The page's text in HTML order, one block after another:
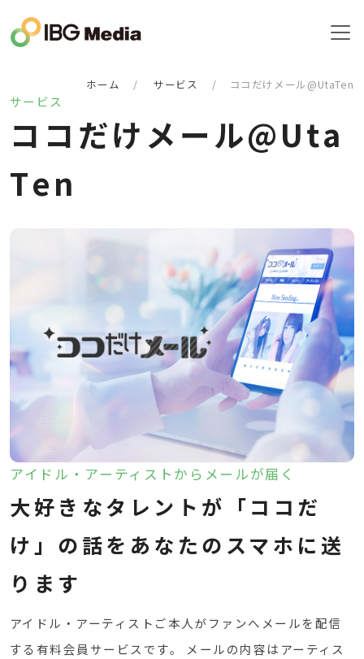
サービス
ホーム サービス ココだけメール@UtaTen
コ コ だけ メ ール@Uta
Ten
アイドル・アーティストからメールが届く
大好きなタレントが「ココだ
け」の話をあなたのスマホに送
ります
アイドル・アーティストご本人がファンへメールを配信
する有料会員サービスです。 メールの内容はアーティス